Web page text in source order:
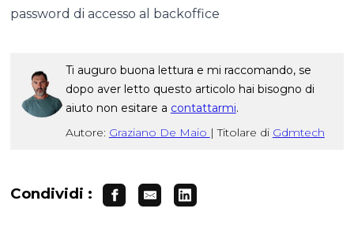
password di accesso al backoffice
Ti auguro buona lettura e mi raccomando, se
dopo aver letto questo articolo hai bisogno di
aiuto non esitare a contattarmi.
Autore: Graziano De Maio | Titolare di Gdmtech
Condividi :